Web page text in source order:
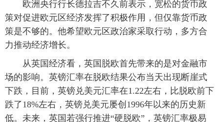
欧洲央行行长德拉吉不久前表示，宽松的货币政
策对促进欧元区经济发挥了积极作用，但仅靠货币政
策是不够的。他希望欧元区政治家采取行动，多方合
力推动经济增长。
从英国经济看，英国脱欧首先带来的是对金融市
场的影响。英镑汇率在脱欧结果公布当天出现断崖式
下跌，目前，英镑兑美元汇率在1.22左右，比脱欧前下
跌了18%左右，英镑兑美元屡创1996年以来的历史新
低。未来，英国若强行推进“硬脱欧”，英镑汇率极易